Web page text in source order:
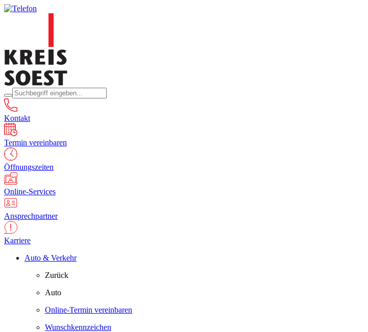
Kontakt
Termin vereinbaren
Öffnungszeiten
Online-Services
Ansprechpartner
Karriere
Auto & Verkehr
Zurück
Auto
Online-Termin vereinbaren
Wunschkennzeichen